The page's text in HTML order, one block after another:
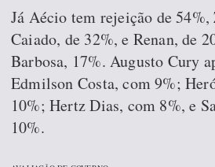
Já Aécio tem rejeição de 54%,
Caiado, de 32%, e Renan, de
Barbosa, 17%. Augusto Cury
Edmilson Costa, com 9%;
10%; Hertz Dias, com 8%, e
10%.